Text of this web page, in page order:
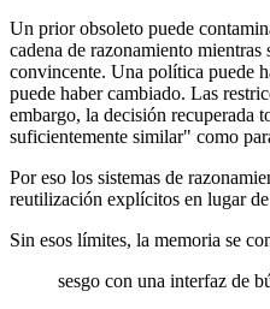
Un prior obsoleto puede
cadena de razonamiento
convincente. Una política puede
puede haber cambiado. Las
embargo, la decisión recuperada
suficientemente similar" como
Por eso los sistemas de
reutilización explícitos en lugar
Sin esos límites, la memoria se
sesgo con una interfaz de